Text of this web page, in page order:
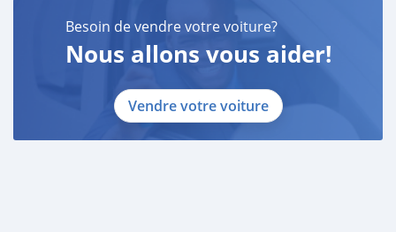
Besoin de vendre votre voiture?
Nous allons vous aider!
Vendre votre voiture